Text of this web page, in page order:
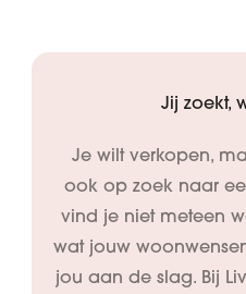
Jij zoekt,
Je wilt verkopen,
ook op zoek naar
vind je niet meteen
wat jouw
jou aan de slag. Bij